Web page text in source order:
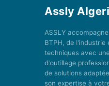
Assly
ASSLY
BTPH, de l'industrie
techniques avec
d'outillage
de solutions
son expertise à